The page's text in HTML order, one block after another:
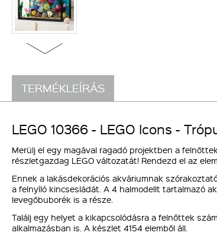
TERMÉKLEÍRÁS
LEGO 10366 - LEGO Icons -
Merülj el egy magával ragadó projektben a
részletgazdag LEGO változatát! Rendezd el az
Ennek a lakásdekorációs akváriumnak
a felnyíló kincsesládát. A 4 halmodellt tartalmazó
levegőbuborék is a része.
Találj egy helyet a kikapcsolódásra a felnőttek
alkalmazásban is. A készlet 4154 elemből áll.